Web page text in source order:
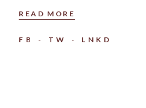
READ MORE
FB TW LNKD